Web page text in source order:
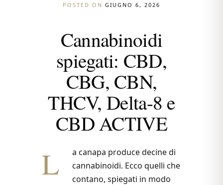
POSTED ON GIUGNO 6, 2026
Cannabinoidi
spiegati: CBD,
CBG, CBN,
THCV, Delta-8 e
CBD ACTIVE
L
a canapa produce decine di
cannabinoidi. Ecco quelli che
contano, spiegati in modo